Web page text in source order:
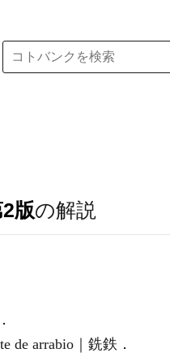
版の解説
de arrabio｜銑鉄．